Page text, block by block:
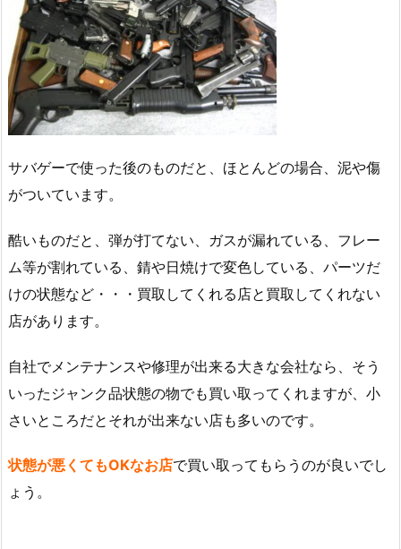
サバゲーで使った後のものだと、ほとんどの場合、泥や傷
がついています。
酷いものだと、弾が打てない、ガスが漏れている、フレー
ム等が割れている、錆や日焼けで変色している、パーツだ
けの状態など・・・買取してくれる店と買取してくれない
店があります。
自社でメンテナンスや修理が出来る大きな会社なら、そう
いったジャンク品状態の物でも買い取ってくれますが、小
さいところだとそれが出来ない店も多いのです。
状態が悪くてもOKなお店で買い取ってもらうのが良いでし
ょう。